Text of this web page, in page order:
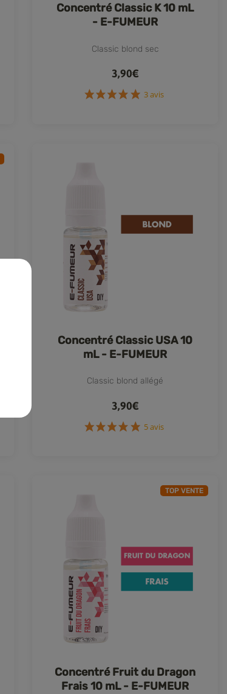
Concentré Classic K 10 mL
- E-FUMEUR
Classic blond sec
3,90€
Concentré Classic USA 10
mL - E-FUMEUR
Classic blond allégé
3,90€
TOP VENTE
Concentré Fruit du Dragon
Frais 10 mL - E-FUMEUR